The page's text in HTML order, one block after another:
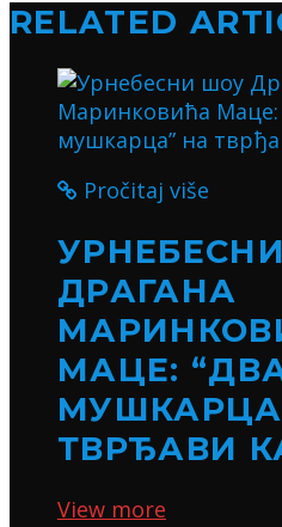
RELATED
Pročitaj više
ДРАГАНА
МАЦЕ:
ТВРЂАВИ
View more